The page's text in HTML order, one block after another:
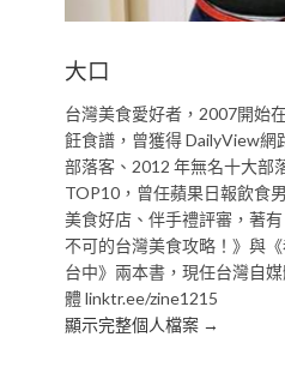
大口
台灣美食愛好者，2007開始
飪食譜，曾獲得 DailyView網
部落客、2012 年無名十大部
TOP10，曾任蘋果日報飲食
美食好店、伴手禮評審，著
不可的台灣美食攻略！》與
台中》兩本書，現任台灣自
體 linktr.ee/zine1215
顯示完整個人檔案 →